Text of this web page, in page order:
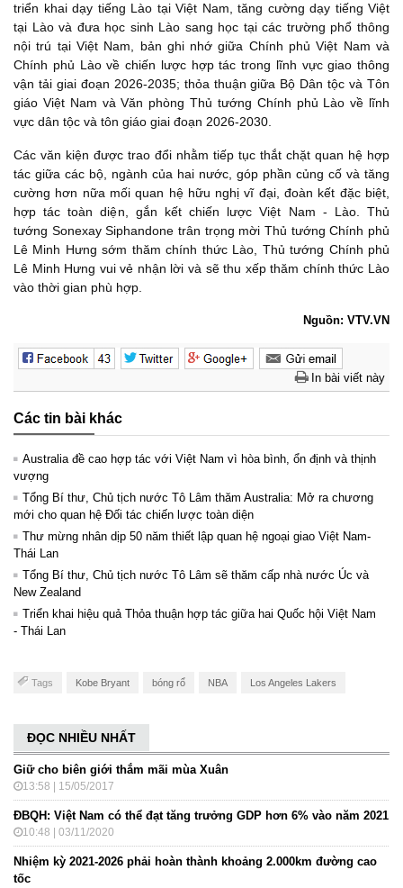
triển khai dạy tiếng Lào tại Việt Nam, tăng cường dạy tiếng Việt
tại Lào và đưa học sinh Lào sang học tại các trường phổ thông
nội trú tại Việt Nam, bản ghi nhớ giữa Chính phủ Việt Nam và
Chính phủ Lào về chiến lược hợp tác trong lĩnh vực giao thông
vận tải giai đoạn 2026-2035; thỏa thuận giữa Bộ Dân tộc và Tôn
giáo Việt Nam và Văn phòng Thủ tướng Chính phủ Lào về lĩnh
vực dân tộc và tôn giáo giai đoạn 2026-2030.
Các văn kiện được trao đổi nhằm tiếp tục thắt chặt quan hệ hợp
tác giữa các bộ, ngành của hai nước, góp phần củng cố và tăng
cường hơn nữa mối quan hệ hữu nghị vĩ đại, đoàn kết đặc biệt,
hợp tác toàn diện, gắn kết chiến lược Việt Nam - Lào. Thủ
tướng Sonexay Siphandone trân trọng mời Thủ tướng Chính phủ
Lê Minh Hưng sớm thăm chính thức Lào, Thủ tướng Chính phủ
Lê Minh Hưng vui vẻ nhận lời và sẽ thu xếp thăm chính thức Lào
vào thời gian phù hợp.
Nguồn: VTV.VN
In bài viết này
Các tin bài khác
Australia đề cao hợp tác với Việt Nam vì hòa bình, ổn định và thịnh
vượng
Tổng Bí thư, Chủ tịch nước Tô Lâm thăm Australia: Mở ra chương
mới cho quan hệ Đối tác chiến lược toàn diện
Thư mừng nhân dịp 50 năm thiết lập quan hệ ngoại giao Việt Nam-
Thái Lan
Tổng Bí thư, Chủ tịch nước Tô Lâm sẽ thăm cấp nhà nước Úc và
New Zealand
Triển khai hiệu quả Thỏa thuận hợp tác giữa hai Quốc hội Việt Nam
- Thái Lan
Tags Kobe Bryant bóng rổ NBA Los Angeles Lakers
ĐỌC NHIỀU NHẤT
Giữ cho biên giới thắm mãi mùa Xuân
13:58 | 15/05/2017
ĐBQH: Việt Nam có thể đạt tăng trưởng GDP hơn 6% vào năm 2021
10:48 | 03/11/2020
Nhiệm kỳ 2021-2026 phải hoàn thành khoảng 2.000km đường cao
tốc